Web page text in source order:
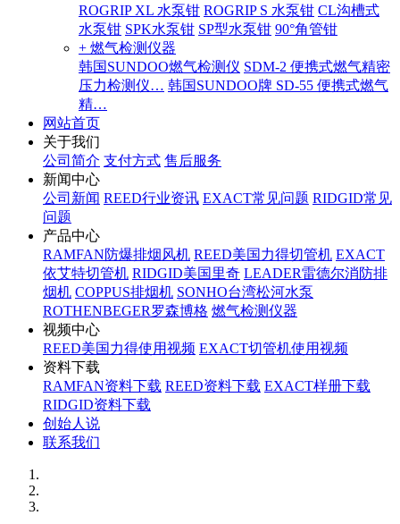
ROGRIP XL 水泵钳 ROGRIP S 水泵钳 CL沟槽式
水泵钳 SPK水泵钳 SP型水泵钳 90°角管钳
+ 燃气检测仪器
韩国SUNDOO燃气检测仪 SDM-2 便携式燃气精密
压力检测仪… 韩国SUNDOO牌 SD-55 便携式燃气
精…
网站首页
关于我们
公司简介 支付方式 售后服务
新闻中心
公司新闻 REED行业资讯 EXACT常见问题 RIDGID常见
问题
产品中心
RAMFAN防爆排烟风机 REED美国力得切管机 EXACT
依艾特切管机 RIDGID美国里奇 LEADER雷德尔消防排
烟机 COPPUS排烟机 SONHO台湾松河水泵
ROTHENBEGER罗森博格 燃气检测仪器
视频中心
REED美国力得使用视频 EXACT切管机使用视频
资料下载
RAMFAN资料下载 REED资料下载 EXACT样册下载
RIDGID资料下载
创始人说
联系我们